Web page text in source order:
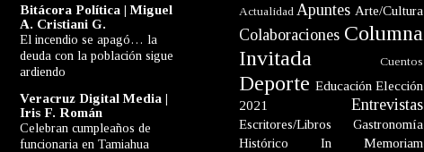
Bitácora Política | Miguel
A. Cristiani G.
El incendio se apagó… la
deuda con la población sigue
ardiendo
Veracruz Digital Media |
Iris F. Román
Celebran cumpleaños de
funcionaria en Tamiahua
Actualidad Apuntes Arte/Cultura
Colaboraciones Columna
Invitada
Cuentos
Deporte Educación Elección
2021
Entrevistas
Escritores/Libros
Gastronomía
Histórico
In Memoriam